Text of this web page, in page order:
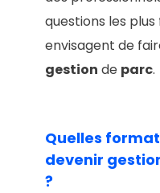
questions les
envisagent de
gestion de parc.
Quelles
devenir
?